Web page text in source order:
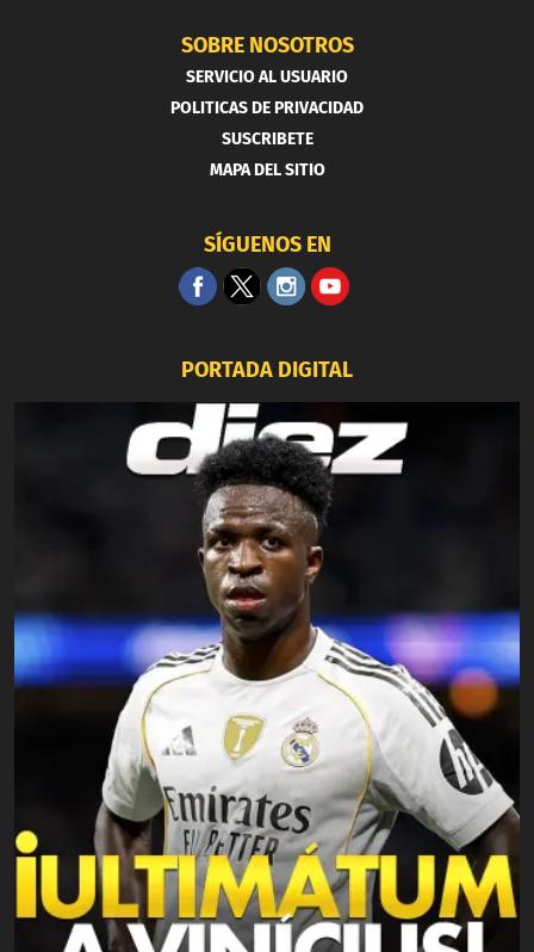
SOBRE NOSOTROS
SERVICIO AL USUARIO
POLITICAS DE PRIVACIDAD
SUSCRIBETE
MAPA DEL SITIO
SÍGUENOS EN
PORTADA DIGITAL